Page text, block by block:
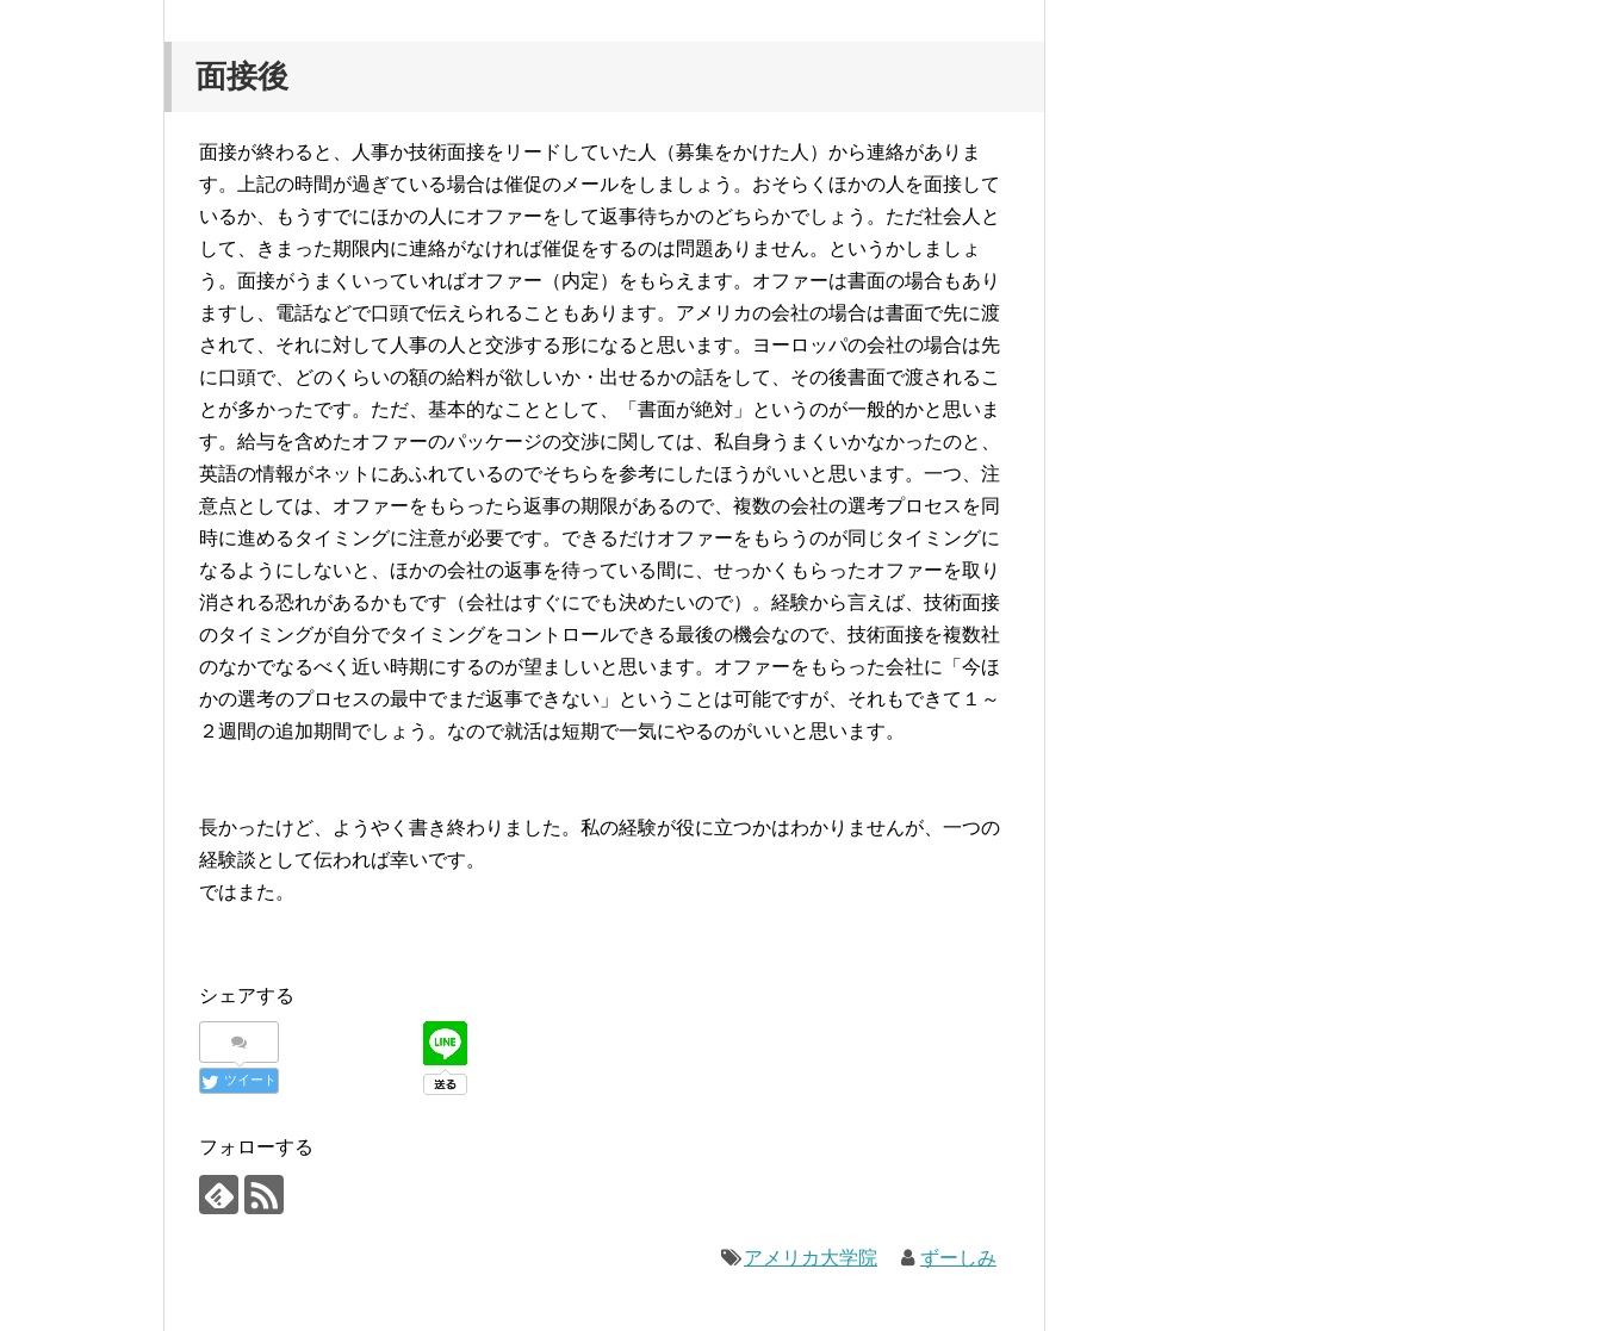
面接後
面接が終わると、人事か技術面接をリードしていた人（募集をかけた人）から連絡がありま
す。上記の時間が過ぎている場合は催促のメールをしましょう。おそらくほかの人を面接して
いるか、もうすでにほかの人にオファーをして返事待ちかのどちらかでしょう。ただ社会人と
して、きまった期限内に連絡がなければ催促をするのは問題ありません。というかしましょ
う。面接がうまくいっていればオファー（内定）をもらえます。オファーは書面の場合もあり
ますし、電話などで口頭で伝えられることもあります。アメリカの会社の場合は書面で先に渡
されて、それに対して人事の人と交渉する形になると思います。ヨーロッパの会社の場合は先
に口頭で、どのくらいの額の給料が欲しいか・出せるかの話をして、その後書面で渡されるこ
とが多かったです。ただ、基本的なこととして、「書面が絶対」というのが一般的かと思いま
す。給与を含めたオファーのパッケージの交渉に関しては、私自身うまくいかなかったのと、
英語の情報がネットにあふれているのでそちらを参考にしたほうがいいと思います。一つ、注
意点としては、オファーをもらったら返事の期限があるので、複数の会社の選考プロセスを同
時に進めるタイミングに注意が必要です。できるだけオファーをもらうのが同じタイミングに
なるようにしないと、ほかの会社の返事を待っている間に、せっかくもらったオファーを取り
消される恐れがあるかもです（会社はすぐにでも決めたいので）。経験から言えば、技術面接
のタイミングが自分でタイミングをコントロールできる最後の機会なので、技術面接を複数社
のなかでなるべく近い時期にするのが望ましいと思います。オファーをもらった会社に「今ほ
かの選考のプロセスの最中でまだ返事できない」ということは可能ですが、それもできて１～
２週間の追加期間でしょう。なので就活は短期で一気にやるのがいいと思います。
長かったけど、ようやく書き終わりました。私の経験が役に立つかはわかりませんが、一つの
経験談として伝われば幸いです。
ではまた。
シェアする
ツイート
フォローする
アメリカ大学院 ずーしみ